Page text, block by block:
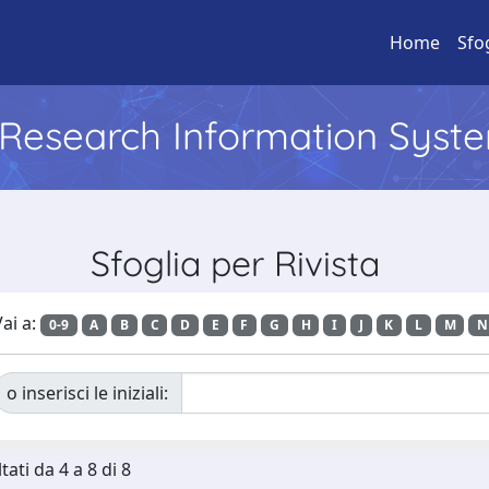
Home
Information
Sfoglia per Rivista
a: 0-9 A B C D E F G H I J K L M N
o inserisci le iniziali:
da 4 a 8 di 8